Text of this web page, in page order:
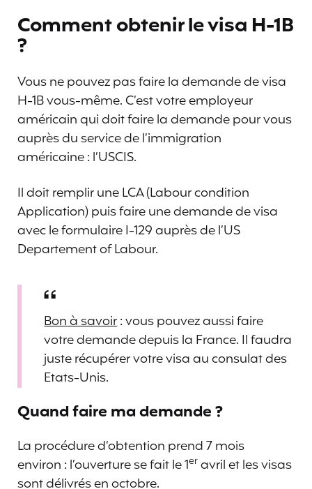
Comment obtenir le visa H-1B
?
Vous ne pouvez pas faire la demande de visa
H-1B vous-même. C’est votre employeur
américain qui doit faire la demande pour vous
auprès du service de l’immigration
américaine : l’USCIS.
Il doit remplir une LCA (Labour condition
Application) puis faire une demande de visa
avec le formulaire I-129 auprès de l’US
Departement of Labour.
Bon à savoir: vous pouvez aussi faire
votre demande depuis la France. Il faudra
juste récupérer votre visa au consulat des
Etats-Unis.
Quand faire ma demande ?
La procédure d’obtention prend 7 mois
environ : l’ouverture se fait le 1eravril et les visas
sont délivrés en octobre.